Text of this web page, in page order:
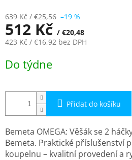
639 Kč / €25,56 –19 %
512 Kč / €20,48
423 Kč / €16,92 bez DPH
cena:
Do týdne
Přidat do košíku
Bemeta OMEGA: Věšák se 2
Bemeta. Praktické příslušenství
koupelnu – kvalitní provedení a